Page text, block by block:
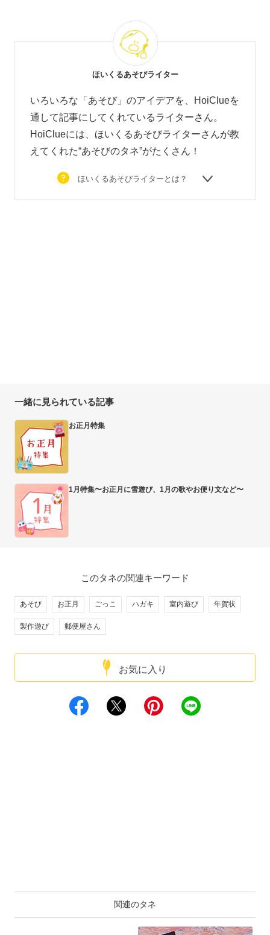
ほいくるあそびライター
いろいろな「あそび」のアイデアを、HoiClueを
通して記事にしてくれているライターさん。
HoiClueには、ほいくるあそびライターさんが教
えてくれた“あそびのタネ”がたくさん！
ほいくるあそびライターとは？
一緒に見られている記事
お正月特集
1月特集〜お正月に雪遊び、1月の歌やお便り文など〜
お気に入り
このタネの関連キーワード
あそび お正月 ごっこ ハガキ 室内遊び 年賀状
製作遊び 郵便屋さん
関連のタネ